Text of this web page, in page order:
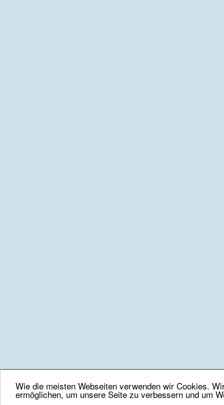
Wie die meisten Webseiten verwenden wir Cookies.
ermöglichen, um unsere Seite zu verbessern und um